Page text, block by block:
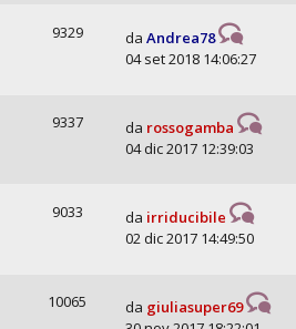
9329 da Andrea78
04 set 2018 14:06:27
9337 da rossogamba
04 dic 2017 12:39:03
9033 da irriducibile
02 dic 2017 14:49:50
10065 da giuliasuper69